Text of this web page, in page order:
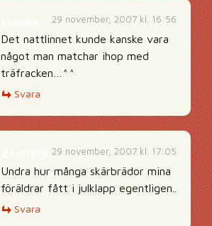
29 november, 2007 kl. 16:56
Det nattlinnet kunde kanske vara
något man matchar ihop med
träfracken…^^
Svara
29 november, 2007 kl. 17:05
Undra hur många skärbrädor mina
föräldrar fått i julklapp egentligen..
Svara